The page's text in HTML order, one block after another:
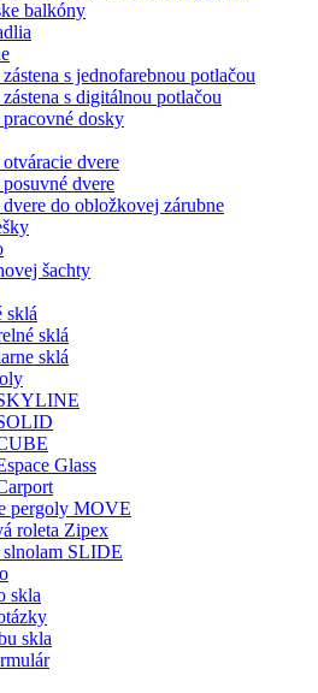
balkóny
s jednofarebnou potlačou
s digitálnou potlačou
pracovné dosky
dvere
dvere
dvere do obložkovej zárubne
šachty
sklá
sklá
sklá
Glass
pergoly MOVE
roleta Zipex
slnolam SLIDE
skla
skla